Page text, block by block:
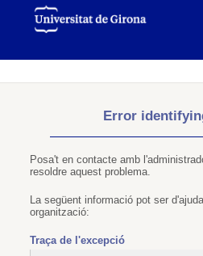
Error
Posa't en contacte amb
resoldre aquest problema.
La següent informació pot ser
organització:
Traça de l'excepció